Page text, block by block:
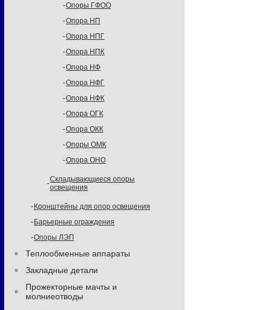
Опоры ГФОО
Опора НП
Опора НПГ
Опора НПК
Опора НФ
Опора НФГ
Опора НФК
Опора ОГК
Опора ОКК
Опоры ОМК
Опора ОНО
Складывающиеся опоры
освещения
Кронштейны для опор освещения
Барьерные ограждения
Опоры ЛЭП
Теплообменные аппараты
Закладные детали
Прожекторные мачты и
молниеотводы